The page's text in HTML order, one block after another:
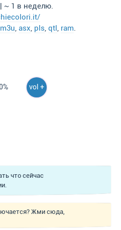
~ 1 в неделю.
m3u, asx, pls, qtl, ram.
vol +
что сейчас
Жми сюда,